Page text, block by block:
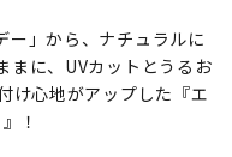
ー」から、ナチュラルに
まに、UVカットとうるお
け心地がアップした『エ
！